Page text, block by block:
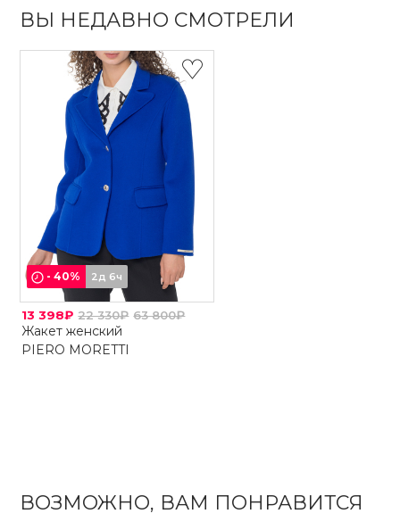
ВЫ НЕДАВНО СМОТРЕЛИ
-40% 2д 6ч
13 398₽ 22 330₽ 63 800₽
Жакет женский
PIERO MORETTI
ВОЗМОЖНО, ВАМ ПОНРАВИТСЯ